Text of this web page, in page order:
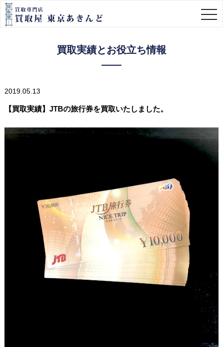
買取実績とお役立ち情報
2019.05.13
【買取実績】JTBの旅行券を買取いたしました。